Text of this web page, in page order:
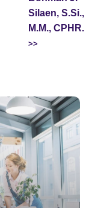
Silaen, S.Si.,
M.M., CPHR.